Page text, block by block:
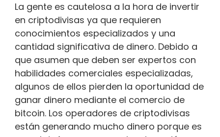
La gente es cautelosa a la hora de invertir
en criptodivisas ya que requieren
conocimientos especializados y una
cantidad significativa de dinero. Debido a
que asumen que deben ser expertos con
habilidades comerciales especializadas,
algunos de ellos pierden la oportunidad de
ganar dinero mediante el comercio de
bitcoin. Los operadores de criptodivisas
están generando mucho dinero porque es